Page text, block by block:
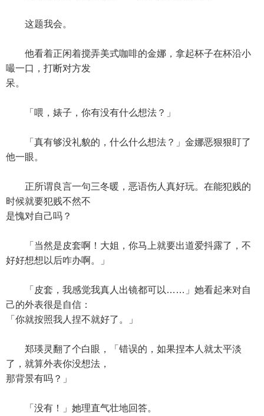
这题我会。
他看着正闲着搅弄美式咖啡的金娜，拿起杯子在杯沿小
嘬一口，打断对方发
呆。
「喂，婊子，你有没有什么想法？」
「真有够没礼貌的，什么什么想法？」金娜恶狠狠盯了
他一眼。
正所谓良言一句三冬暖，恶语伤人真好玩。在能犯贱的
时候就要犯贱不然不
是愧对自己吗？
「当然是皮套啊！大姐，你马上就要出道爱抖露了，不
好好想想以后咋办啊。」
「皮套，我感觉我真人出镜都可以……」她看起来对自
己的外表很是自信：
「你就按照我人捏不就好了。」
郑瑛灵翻了个白眼，「错误的，如果捏本人就太平淡
了，就算外表你没想法，
那背景有吗？」
「没有！」她理直气壮地回答。